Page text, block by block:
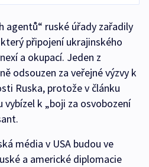
agentů“ ruské úřady zařadily
připojení ukrajinského
a okupací. Jeden z
odsouzen za veřejné výzvy k
Ruska, protože v článku
vybízel k „boji za osvobození
média v USA budou ve
a americké diplomacie